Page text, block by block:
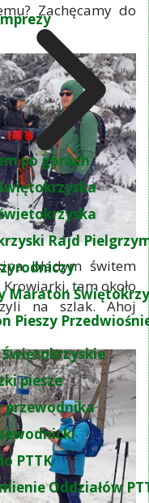
po górach
Rajd
Maraton
Pieszy
piesze
przewodnika
PTTK
Oddziałów
Zachęcamy do
bladym świtem
Krowiarki, tam około
na szlak. Ahoj